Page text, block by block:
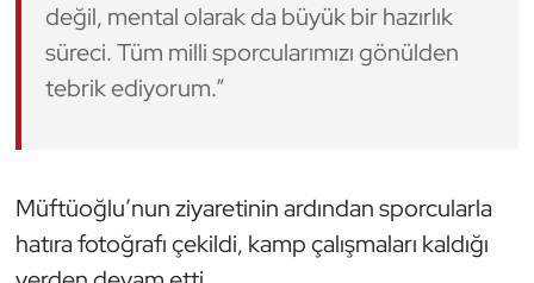
değil, mental olarak da büyük bir hazırlık
süreci. Tüm milli sporcularımızı gönülden
tebrik ediyorum.”
Müftüoğlu’nun ziyaretinin ardından sporcularla
hatıra fotoğrafı çekildi, kamp çalışmaları kaldığı
Ragbi
Satranç
Sualtı Sporları
Tekvando